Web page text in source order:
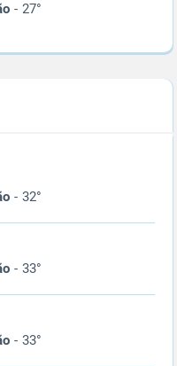
- 27°
- 32°
- 33°
- 33°